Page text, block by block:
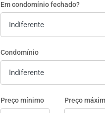
Em condomínio fechado?
Condomínio
Preço mínimo Preço